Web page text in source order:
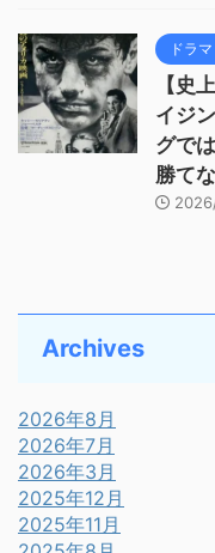
ドラ
【史
イジ
グで
勝て
Archives
2026年8月
2026年7月
2026年3月
2025年12月
2025年11月